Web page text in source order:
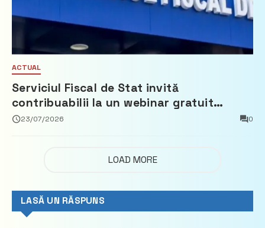
ACTUAL
Serviciul Fiscal de Stat invită
contribuabilii la un webinar gratuit
privind calculul impozitului pe bunurile
23/07/2026 0
LOAD MORE
LASĂ UN RĂSPUNS